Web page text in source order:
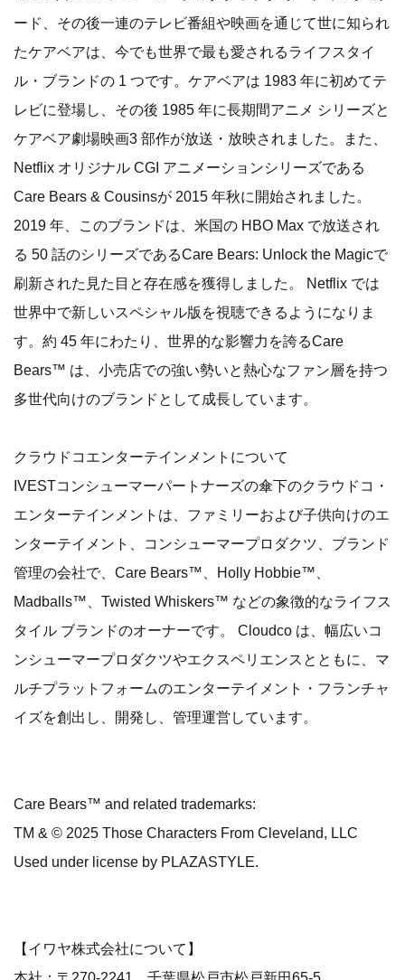
ード、その後一連のテレビ番組や映画を通じて世に知られ
たケアベアは、今でも世界で最も愛されるライフスタイ
ル・ブランドの 1 つです。ケアベアは 1983 年に初めてテ
レビに登場し、その後 1985 年に長期間アニメ シリーズと
ケアベア劇場映画3 部作が放送・放映されました。また、
Netflix オリジナル CGI アニメーションシリーズである
Care Bears & Cousinsが 2015 年秋に開始されました。
2019 年、このブランドは、米国の HBO Max で放送され
る 50 話のシリーズであるCare Bears: Unlock the Magicで
刷新された見た目と存在感を獲得しました。 Netflix では
世界中で新しいスペシャル版を視聴できるようになりま
す。約 45 年にわたり、世界的な影響力を誇るCare
Bears™ は、小売店での強い勢いと熱心なファン層を持つ
多世代向けのブランドとして成長しています。
クラウドコエンターテインメントについて
IVESTコンシューマーパートナーズの傘下のクラウドコ・
エンターテインメントは、ファミリーおよび子供向けのエ
ンターテイメント、コンシューマープロダクツ、ブランド
管理の会社で、Care Bears™、Holly Hobbie™、
Madballs™、Twisted Whiskers™ などの象徴的なライフス
タイル ブランドのオーナーです。 Cloudco は、幅広いコ
ンシューマープロダクツやエクスペリエンスとともに、マ
ルチプラットフォームのエンターテイメント・フランチャ
イズを創出し、開発し、管理運営しています。
Care Bears™ and related trademarks:
TM & © 2025 Those Characters From Cleveland, LLC
Used under license by PLAZASTYLE.
【イワヤ株式会社について】